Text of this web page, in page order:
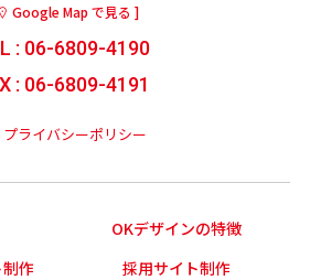
Google Map で見る ]
: 06-6809-4190
: 06-6809-4191
プライバシーポリシー
OKデザインの特徴
作
採用サイト制作